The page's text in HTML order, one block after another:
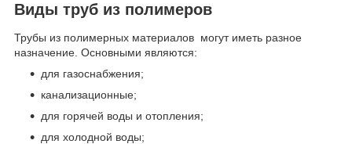
Виды труб из полимеров
Трубы из полимерных материалов могут иметь разное
назначение. Основными являются:
для газоснабжения;
канализационные;
для горячей воды и отопления;
для холодной воды;